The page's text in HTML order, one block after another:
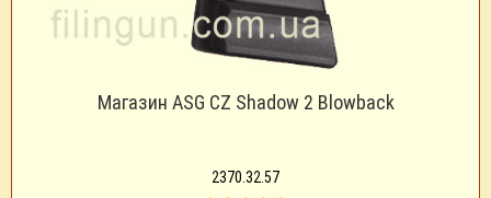
Магазин ASG CZ Shadow 2 Blowback
2370.32.57